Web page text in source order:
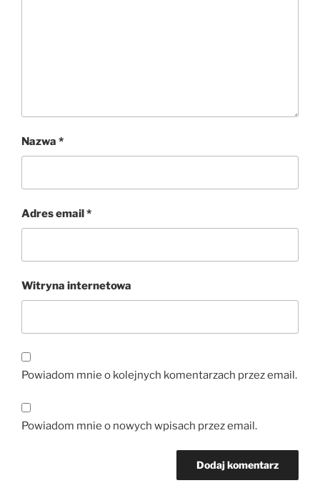
Nazwa *
Adres email*
Witryna internetowa
Powiadom mnie o kolejnych komentarzach przez email.
Powiadom mnie o nowych wpisach przez email.